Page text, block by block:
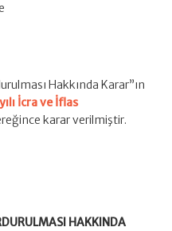
Hakkında Karar”ın
İcra ve İflas
karar verilmiştir.
HAKKINDA